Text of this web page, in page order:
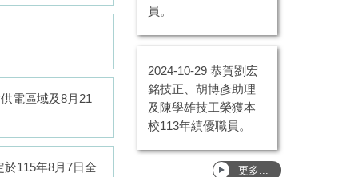
電區域及8月21
115年8月7日全
員。
2024-10-29恭賀劉宏
銘技正、胡博彥助理
及陳學雄技工榮獲本
校113年績優職員。
更多...